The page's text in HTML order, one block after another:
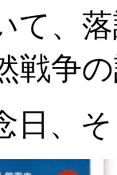
て、
戦争
日、